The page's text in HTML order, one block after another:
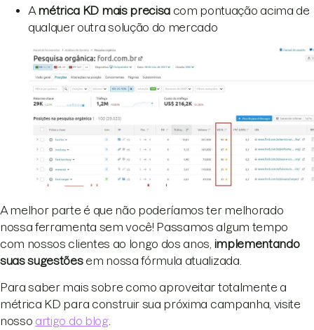
A métrica KD mais precisa com pontuação acima de
qualquer outra solução do mercado
A melhor parte é que não poderíamos ter melhorado
nossa ferramenta sem você! Passamos algum tempo
com nossos clientes ao longo dos anos, implementando
suas sugestões em nossa fórmula atualizada.
Para saber mais sobre como aproveitar totalmente a
métrica KD para construir sua próxima campanha, visite
nosso artigo do blog.